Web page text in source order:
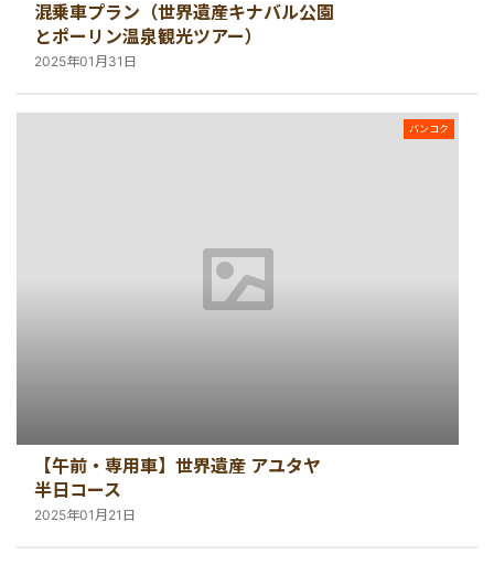
混乗車プラン（世界遺産キナバル公園
とポーリン温泉観光ツアー）
2025年01月31日
バンコク
【午前・専用車】世界遺産 アユタヤ
半日コース
2025年01月21日